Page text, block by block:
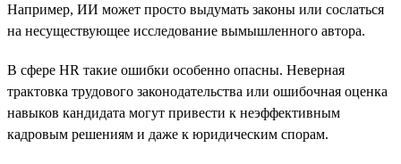
Например, ИИ может просто выдумать законы или сослаться
на несуществующее исследование вымышленного автора.
В сфере HR такие ошибки особенно опасны. Неверная
трактовка трудового законодательства или ошибочная оценка
навыков кандидата могут привести к неэффективным
кадровым решениям и даже к юридическим спорам.